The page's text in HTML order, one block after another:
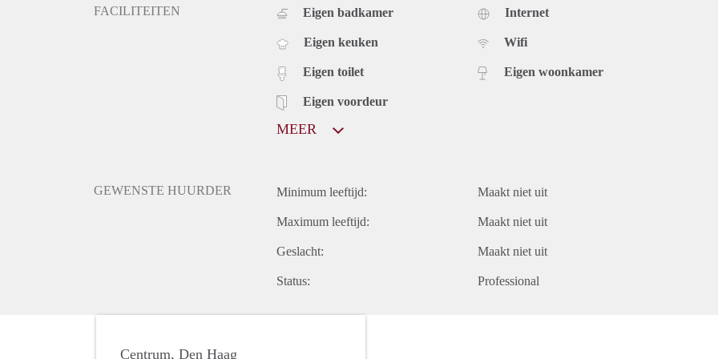
FACILITEITEN Eigen badkamer
Eigen keuken
Eigen toilet
Eigen voordeur
Internet
Wifi
Eigen woonkamer
MEER
GEWENSTE HUURDER Minimum leeftijd: Maakt niet uit
Maximum leeftijd: Maakt niet uit
Geslacht: Maakt niet uit
Status: Professional
Centrum, Den Haag